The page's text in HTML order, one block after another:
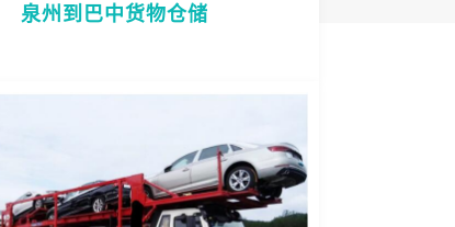
泉州到巴中货物仓储